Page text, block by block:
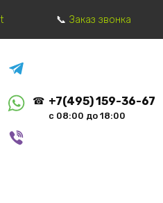
Заказ звонка
+7(495) 159-36-67
с 08:00 до 18:00